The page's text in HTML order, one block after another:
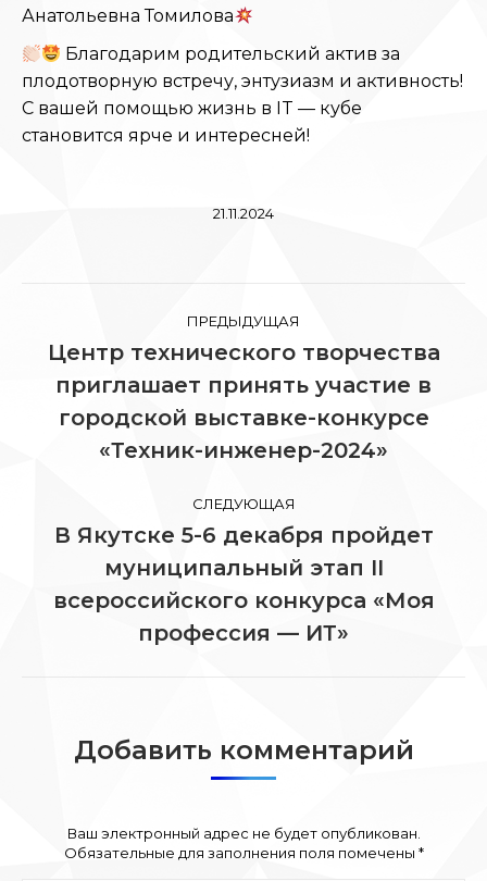
Анатольевна Томилова
Благодарим родительский актив за
плодотворную встречу, энтузиазм и активность!
С вашей помощью жизнь в IT — кубе
становится ярче и интересней!
21.11.2024
Навигация
по
записям
ПРЕДЫДУЩАЯ
Предыдущая
запись:
Центр технического творчества
приглашает принять участие в
городской выставке-конкурсе
«Техник-инженер-2024»
СЛЕДУЮЩАЯ
запись:
В Якутске 5-6 декабря пройдет
муниципальный этап II
всероссийского конкурса «Моя
профессия — ИТ»
Добавить комментарий
Ваш электронный адрес не будет опубликован.
Обязательные для заполнения поля помечены *